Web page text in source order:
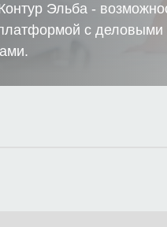
Эльба -
с